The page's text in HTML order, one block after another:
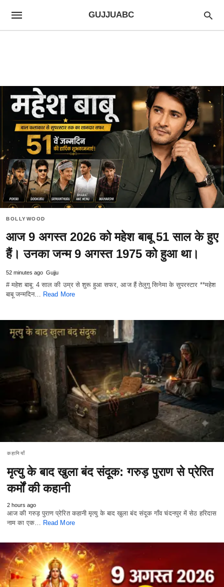
GUJJUABC
BOLLYWOOD
आज 9 अगस्त 2026 को महेश बाबू 51 साल के हुए
हैं। उनका जन्म 9 अगस्त 1975 को हुआ था।
52 minutes ago Gujju
# महेश बाबू: 4 साल की उम्र से शुरू हुआ सफर, आज हैं तेलुगु सिनेमा के सुपरस्टार **महेश
बाबू जन्मदिन… Read More
कहानियाँ
मृत्यु के बाद खुला बंद संदूक: गरुड़ पुराण से प्रेरित
कर्मों की कहानी
2 hours ago
आज की गरुड़ पुराण प्रेरित कहानी मृत्यु के बाद खुला बंद संदूक गाँव चंदनपुर में सेठ हरिदास
नाम का एक… Read More